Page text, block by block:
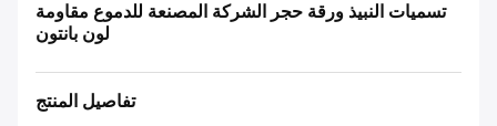
تسميات النبيذ ورقة حجر الشركة المصنعة للدموع مقاومة
لون بانتون
تفاصيل المنتج